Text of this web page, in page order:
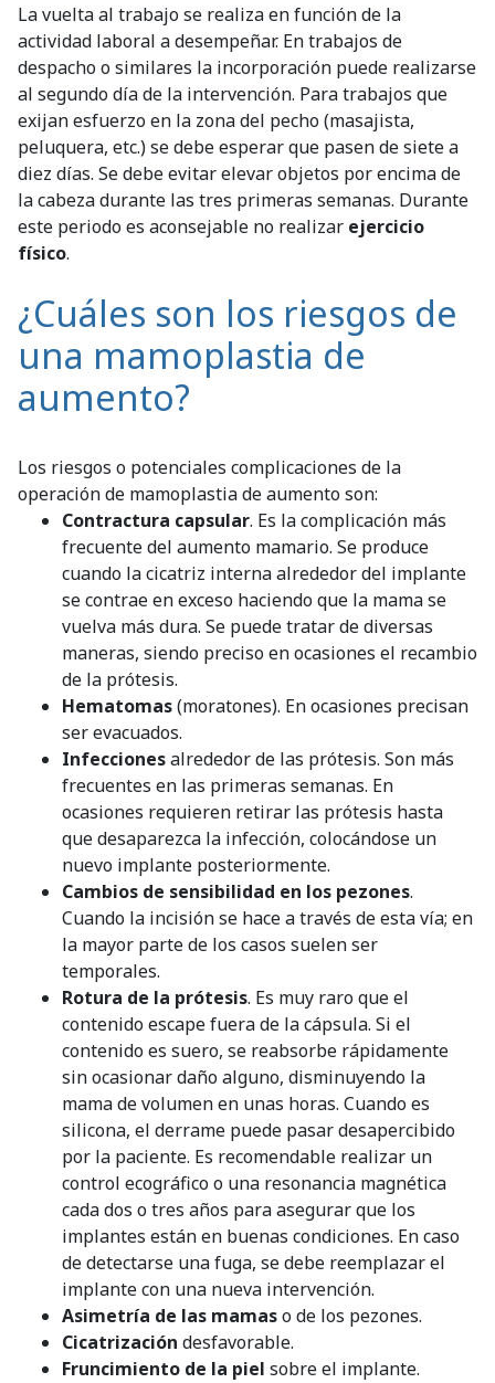
La vuelta al trabajo se realiza en función de la
actividad laboral a desempeñar. En trabajos de
despacho o similares la incorporación puede realizarse
al segundo día de la intervención. Para trabajos que
exijan esfuerzo en la zona del pecho (masajista,
peluquera, etc.) se debe esperar que pasen de siete a
diez días. Se debe evitar elevar objetos por encima de
la cabeza durante las tres primeras semanas. Durante
este periodo es aconsejable no realizar ejercicio
físico.
¿Cuáles son los riesgos de
una mamoplastia de
aumento?
Los riesgos o potenciales complicaciones de la
operación de mamoplastia de aumento son:
Contractura capsular. Es la complicación más
frecuente del aumento mamario. Se produce
cuando la cicatriz interna alrededor del implante
se contrae en exceso haciendo que la mama se
vuelva más dura. Se puede tratar de diversas
maneras, siendo preciso en ocasiones el recambio
de la prótesis.
Hematomas(moratones). En ocasiones precisan
ser evacuados.
Infeccionesalrededor de las prótesis. Son más
frecuentes en las primeras semanas. En
ocasiones requieren retirar las prótesis hasta
que desaparezca la infección, colocándose un
nuevo implante posteriormente.
Cambios de sensibilidad en los pezones.
Cuando la incisión se hace a través de esta vía; en
la mayor parte de los casos suelen ser
temporales.
Rotura de la prótesis. Es muy raro que el
contenido escape fuera de la cápsula. Si el
contenido es suero, se reabsorbe rápidamente
sin ocasionar daño alguno, disminuyendo la
mama de volumen en unas horas. Cuando es
silicona, el derrame puede pasar desapercibido
por la paciente. Es recomendable realizar un
control ecográfico o una resonancia magnética
cada dos o tres años para asegurar que los
implantes están en buenas condiciones. En caso
de detectarse una fuga, se debe reemplazar el
implante con una nueva intervención.
Asimetría de las mamaso de los pezones.
Cicatrización desfavorable.
Fruncimiento de la piel sobre el implante.